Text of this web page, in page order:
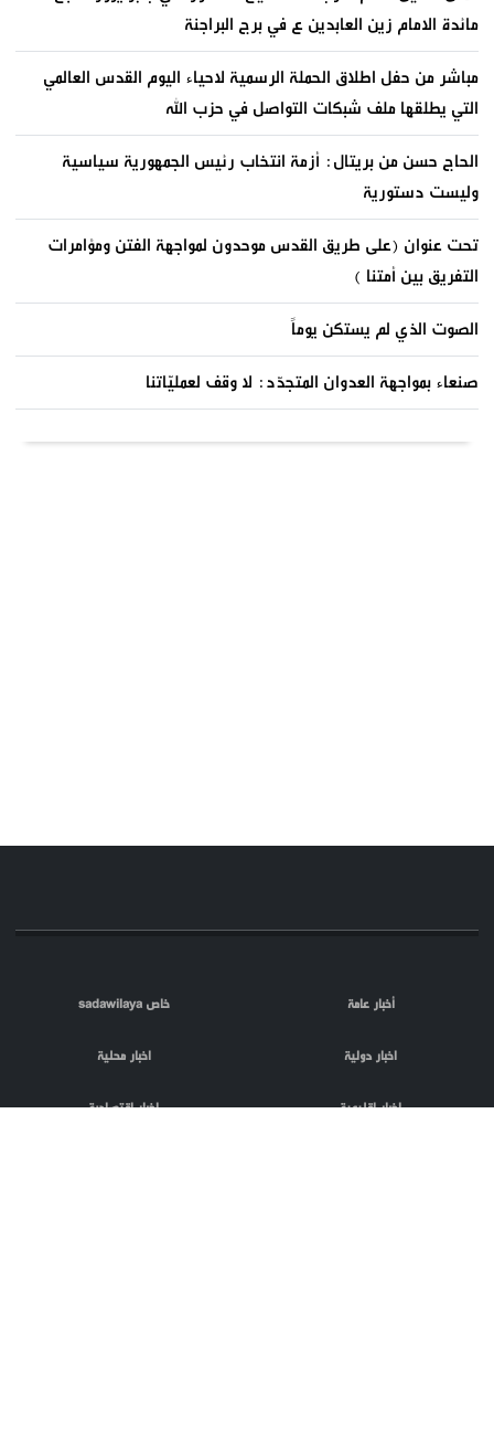
مائدة الامام زين العابدين ع في برج البراجنة
مباشر من حفل اطلاق الحملة الرسمية لاحياء اليوم القدس العالمي
التي يطلقها ملف شبكات التواصل في حزب الله
الحاج حسن من بريتال: أزمة انتخاب رئيس الجمهورية سياسية
وليست دستورية
تحت عنوان (على طريق القدس موحدون لمواجهة الفتن ومؤامرات
التفريق بين أمتنا )
الصوت الذي لم يستكن يوماً
صنعاء بمواجهة العدوان المتجدّد: لا وقف لعمليّاتنا
أخبار عامة خاص sadawilaya
اخبار دولية اخبار محلية
اخبار اقليمية اخبار اقتصادية